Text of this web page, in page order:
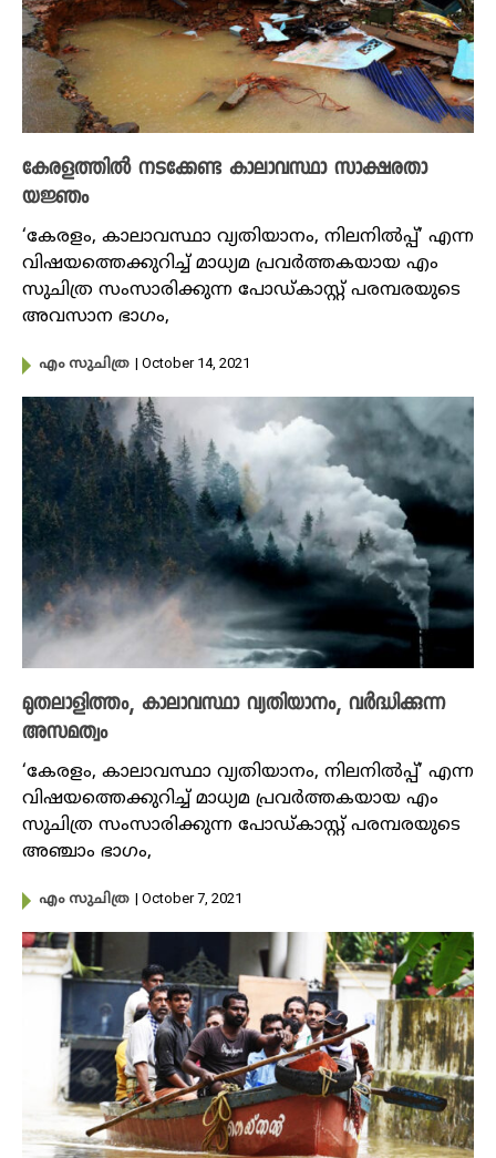
കേരളത്തിൽ നടക്കേണ്ട കാലാവസ്ഥാ സാക്ഷരതാ
യജ്ഞം
‘കേരളം, കാലാവസ്ഥാ വ്യതിയാനം, നിലനിൽപ്പ്’ എന്ന
വിഷയത്തെക്കുറിച്ച് മാധ്യമ പ്രവർത്തകയായ എം
സുചിത്ര സംസാരിക്കുന്ന പോഡ്കാസ്റ്റ് പരമ്പരയുടെ
അവസാന ഭാ​ഗം,
എം സുചിത്ര | October 14, 2021
മുതലാളിത്തം, കാലാവസ്ഥാ വ്യതിയാനം, വർദ്ധിക്കുന്ന
അസമത്വം
‘കേരളം, കാലാവസ്ഥാ വ്യതിയാനം, നിലനിൽപ്പ്’ എന്ന
വിഷയത്തെക്കുറിച്ച് മാധ്യമ പ്രവർത്തകയായ എം
സുചിത്ര സംസാരിക്കുന്ന പോഡ്കാസ്റ്റ് പരമ്പരയുടെ
അഞ്ചാം ഭാ​ഗം,
എം സുചിത്ര | October 7, 2021